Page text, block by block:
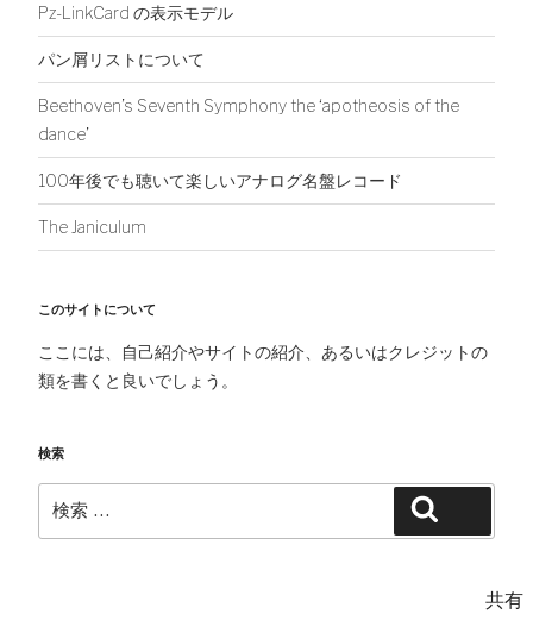
Pz-LinkCard の表示モデル
パン屑リストについて
Beethoven’s Seventh Symphony the ‘apotheosis of the
dance’
100年後でも聴いて楽しいアナログ名盤レコード
The Janiculum
このサイトについて
ここには、自己紹介やサイトの紹介、あるいはクレジットの
類を書くと良いでしょう。
検索
索:
共有